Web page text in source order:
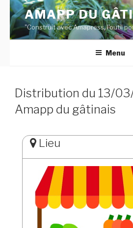
Aller
contenu
principal
AMAPP DU
"Construit avec Amapress, l'outil
Menu
Distribution du 13/
Amapp du gâtinais
Lieu